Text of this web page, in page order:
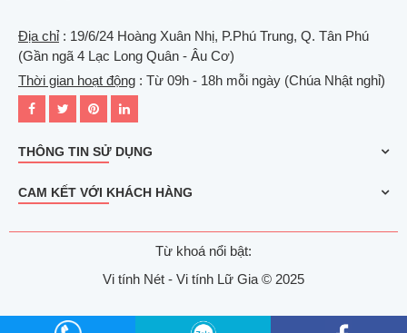
Địa chỉ: 19/6/24 Hoàng Xuân Nhị, P.Phú Trung, Q. Tân Phú
(Gần ngã 4 Lạc Long Quân - Âu Cơ)
Thời gian hoạt động : Từ 09h - 18h mỗi ngày (Chúa Nhật nghỉ)
THÔNG TIN SỬ DỤNG
CAM KẾT VỚI KHÁCH HÀNG
Từ khoá nổi bật:
Vi tính Nét - Vi tính Lữ Gia © 2025